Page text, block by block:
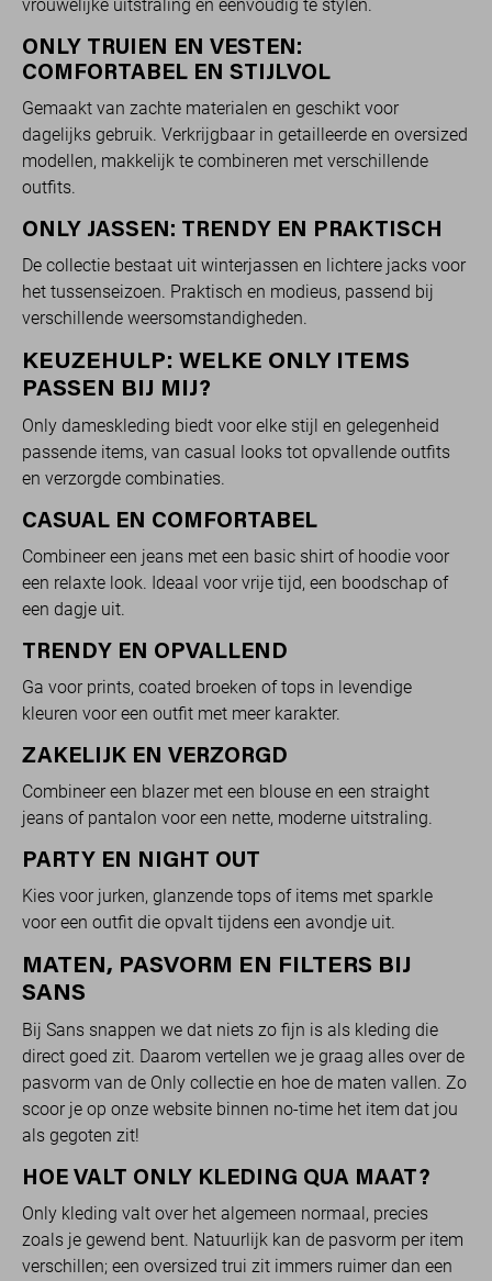
vrouwelijke uitstraling en eenvoudig te stylen.
ONLY TRUIEN EN VESTEN:
COMFORTABEL EN STIJLVOL
Gemaakt van zachte materialen en geschikt voor
dagelijks gebruik. Verkrijgbaar in getailleerde en oversized
modellen, makkelijk te combineren met verschillende
outfits.
ONLY JASSEN: TRENDY EN PRAKTISCH
De collectie bestaat uit winterjassen en lichtere jacks voor
het tussenseizoen. Praktisch en modieus, passend bij
verschillende weersomstandigheden.
KEUZEHULP: WELKE ONLY ITEMS
PASSEN BIJ MIJ?
Only dameskleding biedt voor elke stijl en gelegenheid
passende items, van casual looks tot opvallende outfits
en verzorgde combinaties.
CASUAL EN COMFORTABEL
Combineer een jeans met een basic shirt of hoodie voor
een relaxte look. Ideaal voor vrije tijd, een boodschap of
een dagje uit.
TRENDY EN OPVALLEND
Ga voor prints, coated broeken of tops in levendige
kleuren voor een outfit met meer karakter.
ZAKELIJK EN VERZORGD
Combineer een blazer met een blouse en een straight
jeans of pantalon voor een nette, moderne uitstraling.
PARTY EN NIGHT OUT
Kies voor jurken, glanzende tops of items met sparkle
voor een outfit die opvalt tijdens een avondje uit.
MATEN, PASVORM EN FILTERS BIJ
SANS
Bij Sans snappen we dat niets zo fijn is als kleding die
direct goed zit. Daarom vertellen we je graag alles over de
pasvorm van de Only collectie en hoe de maten vallen. Zo
scoor je op onze website binnen no-time het item dat jou
als gegoten zit!
HOE VALT ONLY KLEDING QUA MAAT?
Only kleding valt over het algemeen normaal, precies
zoals je gewend bent. Natuurlijk kan de pasvorm per item
verschillen; een oversized trui zit immers ruimer dan een